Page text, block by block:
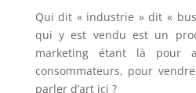
Qui dit « industrie » dit «
qui y est vendu est un
marketing étant là pour
consommateurs, pour
parler d’art ici ?